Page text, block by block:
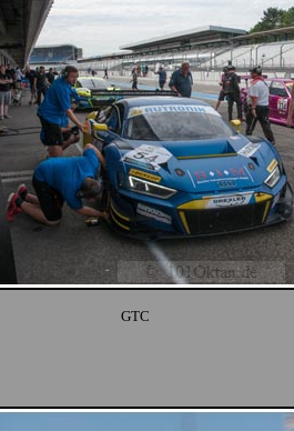
GTC